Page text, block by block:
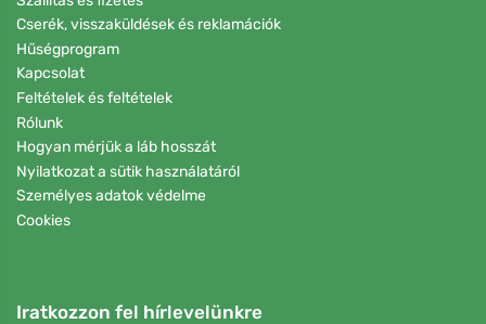
Cserék, visszaküldések és reklamációk
Hűségprogram
Kapcsolat
Feltételek és feltételek
Rólunk
Hogyan mérjük a láb hosszát
Nyilatkozat a sütik használatáról
Személyes adatok védelme
Cookies
Iratkozzon fel hírlevelünkre